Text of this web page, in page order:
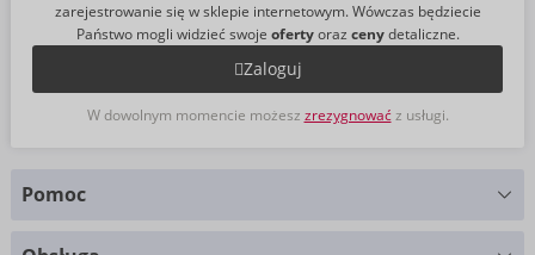
zarejestrowanie się w sklepie internetowym. Wówczas będziecie
Państwo mogli widzieć swoje ofertyoraz cenydetaliczne.
Zaloguj
W dowolnym momencie możesz zrezygnowaćz usługi.
Pomoc